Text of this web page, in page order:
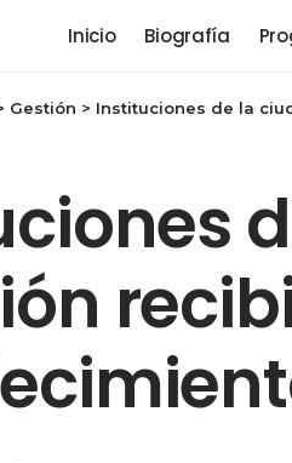
Inicio Biografía
Gestión > Instituciones de la